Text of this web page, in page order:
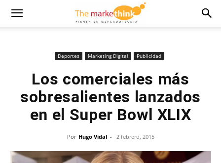
Deportes Marketing Digital Publicidad
Los comerciales más
sobresalientes lanzados
en el Super Bowl XLIX
Por Hugo Vidal - 2 febrero, 2015